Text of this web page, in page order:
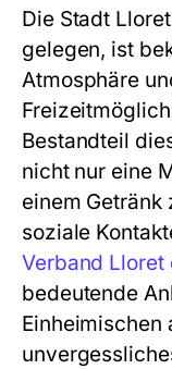
Die Stadt
gelegen, ist
Atmosphäre
Bestandteil
nicht nur eine
einem Getränk
soziale
Verband Lloret
bedeutende
Einheimischen